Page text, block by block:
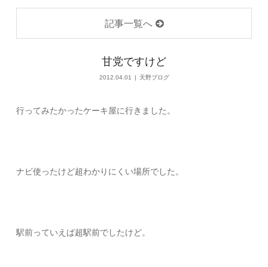
記事一覧へ
甘党ですけど
2012.04.01 天野ブログ
行ってみたかったケーキ屋に行きました。
ナビ使ったけど超わかりにくい場所でした。
駅前っていえば超駅前でしたけど。